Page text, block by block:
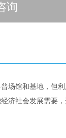
询
场馆和基地，但
济社会发展需要，